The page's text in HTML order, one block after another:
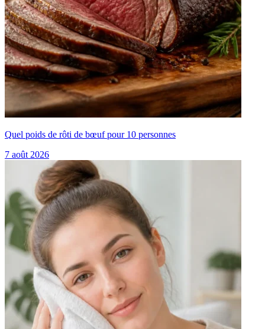
Quel poids de rôti de bœuf pour 10 personnes
7 août 2026